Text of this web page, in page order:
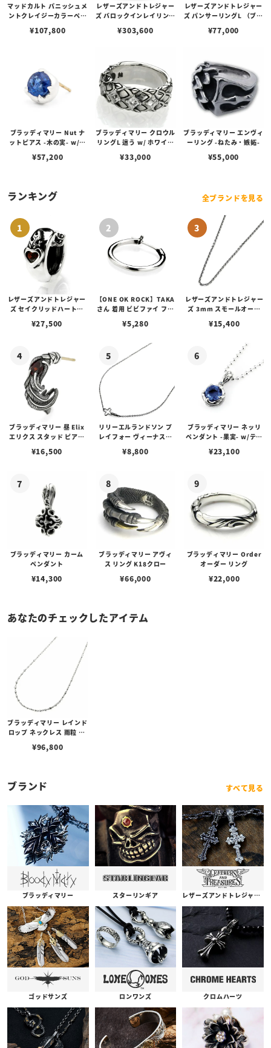
マッドカルト パニッシュメ
ントクレイジーカラーペン
¥107,800
レザーズアンドトレジャー
ズ バロックインレイリング
クロス w/dia/garnet/ga
¥303,600
レザーズアンドトレジャー
ズ パンサーリングL （ブラ
¥77,000
ブラッディマリー Nut ナ
ットピアス -木の実- w/カ
¥57,200
ブラッディマリー クロウル
リングL 這う w/ ホワイト
¥33,000
ブラッディマリー エンヴィ
ーリング -ねたみ・嫉妬-
¥55,000
ランキング 全ブランドを見る
レザーズアンドトレジャー
ズ セイクリッドハートピ
¥27,500
【ONE OK ROCK】TAKA
さん 着用 ビビファイ フー
¥5,280
レザーズアンドトレジャー
ズ 3mm スモールオーバ
ブスタークラスプ＆LTロ
¥15,400
ブラッディマリー 昼 Elix
エリクス スタッド ピアス
¥16,500
リリーエルランドソン プ
レイフォー ヴィーナスチ
¥8,800
ブラッディマリー ネッリ
ペンダント -果実- w/ティ
¥23,100
ブラッディマリー カーム
ペンダント
¥14,300
ブラッディマリー アヴィ
ス リング K18クロー
¥66,000
ブラッディマリー Order
オーダー リング
¥22,000
あなたのチェックしたアイテム
ブラッディマリー レインド
ロップ ネックレス 雨粒 50
¥96,800
ブランド すべて見る
ブラッディマリー スターリンギア レザーズアンドトレジャーズ
ゴッドサンズ ロンワンズ クロムハーツ